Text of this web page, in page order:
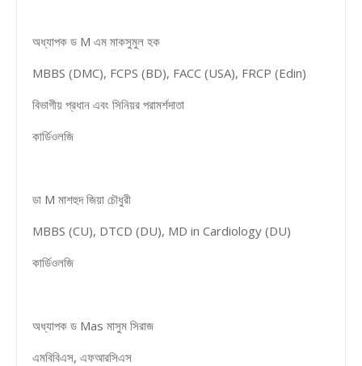
অধ্যাপক ড M এম মাকসুমুল হক
MBBS (DMC), FCPS (BD), FACC (USA), FRCP (Edin)
বিভাগীয় প্রধান এবং সিনিয়র পরামর্শদাতা
কার্ডিওলজি
ডা M মাশহুদ জিয়া চৌধুরী
MBBS (CU), DTCD (DU), MD in Cardiology (DU)
কার্ডিওলজি
অধ্যাপক ড Mas মাসুম সিরাজ
এমবিবিএস, এফআরসিএস